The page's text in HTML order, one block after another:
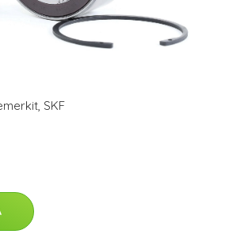
SKF